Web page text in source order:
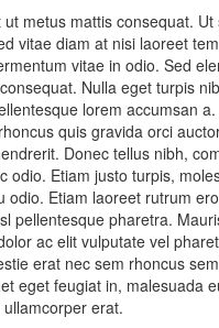
metus mattis consequat.
vitae diam at nisi laoreet
vitae in odio. Sed
Nulla eget turpis
lorem accumsan
quis gravida orci
Donec tellus nibh,
odio. Etiam justo turpis,
odio. Etiam laoreet rutrum
pellentesque pharetra.
ac elit vulputate vel
erat nec sem rhoncus
eget feugiat in, malesuada
erat.